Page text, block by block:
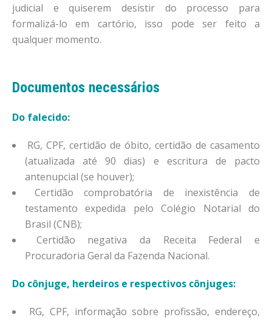
judicial e quiserem desistir do processo para
formalizá-lo em cartório, isso pode ser feito a
qualquer momento.
Documentos necessários
Do falecido:
RG, CPF, certidão de óbito, certidão de casamento
(atualizada até 90 dias) e escritura de pacto
antenupcial (se houver);
Certidão comprobatória de inexistência de
testamento expedida pelo Colégio Notarial do
Brasil (CNB);
Certidão negativa da Receita Federal e
Procuradoria Geral da Fazenda Nacional.
Do cônjuge, herdeiros e respectivos cônjuges:
RG, CPF, informação sobre profissão, endereço,